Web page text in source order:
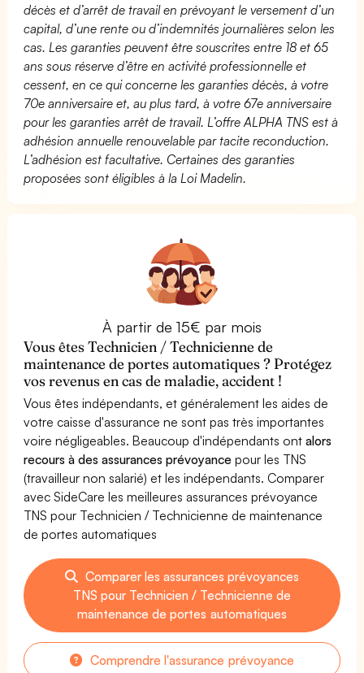
décès et d’arrêt de travail en prévoyant le versement d’un
capital, d’une rente ou d’indemnités journalières selon les
cas. Les garanties peuvent être souscrites entre 18 et 65
ans sous réserve d’être en activité professionnelle et
cessent, en ce qui concerne les garanties décès, à votre
70e anniversaire et, au plus tard, à votre 67e anniversaire
pour les garanties arrêt de travail. L’offre ALPHA TNS est à
adhésion annuelle renouvelable par tacite reconduction.
L’adhésion est facultative. Certaines des garanties
proposées sont éligibles à la Loi Madelin.
À partir de 15€ par mois
Vous êtes Technicien / Technicienne de
maintenance de portes automatiques ? Protégez
vos revenus en cas de maladie, accident !
Vous êtes indépendants, et généralement les aides de
votre caisse d'assurance ne sont pas très importantes
voire négligeables. Beaucoup d'indépendants ontalors
recours à des assurances prévoyance pour les TNS
(travailleur non salarié) et les indépendants. Comparer
avec SideCare les meilleures assurances prévoyance
TNS pour Technicien / Technicienne de maintenance
de portes automatiques
Comparer les assurances prévoyances
TNS pour Technicien / Technicienne de
maintenance de portes automatiques
Comprendre l'assurance prévoyance